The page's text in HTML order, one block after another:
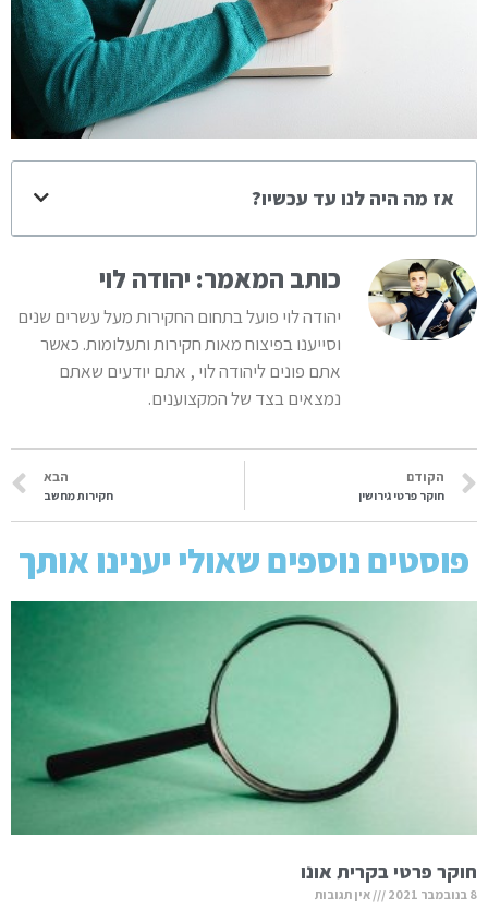
אז מה היה לנו עד עכשיו?
כותב המאמר: יהודה לוי
יהודה לוי פועל בתחום החקירות מעל עשרים שנים
וסייענו בפיצוח מאות חקירות ותעלומות. כאשר
אתם פונים ליהודה לוי , אתם יודעים שאתם
נמצאים בצד של המקצוענים.
הקודם
חוקר פרטי גירושין
הבא
חקירות מחשב
פוסטים נוספים שאולי יענינו אותך
חוקר פרטי בקרית אונו
8 בנובמבר 2021 אין תגובות